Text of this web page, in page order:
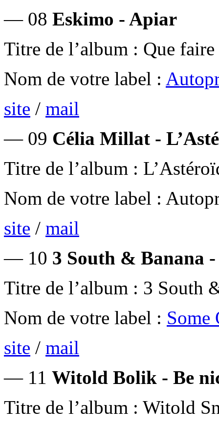
— 08 Eskimo - Apiar
Titre de l’album : Que faire
Nom de votre label :
site / mail
— 09 Célia Millat -
Titre de l’album :
Nom de votre label :
site / mail
— 10 3 South & Banana
Titre de l’album : 3 South
Nom de votre label : Some
site / mail
— 11 Witold Bolik - Be
Titre de l’album : Witold